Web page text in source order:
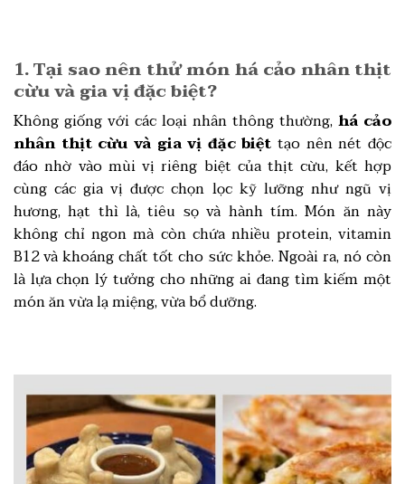
1. Tại sao nên thử món há cảo nhân thịt
cừu và gia vị đặc biệt?
Không giống với các loại nhân thông thường, há cảo
nhân thịt cừu và gia vị đặc biệt tạo nên nét độc
đáo nhờ vào mùi vị riêng biệt của thịt cừu, kết hợp
cùng các gia vị được chọn lọc kỹ lưỡng như ngũ vị
hương, hạt thì là, tiêu sọ và hành tím. Món ăn này
không chỉ ngon mà còn chứa nhiều protein, vitamin
B12 và khoáng chất tốt cho sức khỏe. Ngoài ra, nó còn
là lựa chọn lý tưởng cho những ai đang tìm kiếm một
món ăn vừa lạ miệng, vừa bổ dưỡng.